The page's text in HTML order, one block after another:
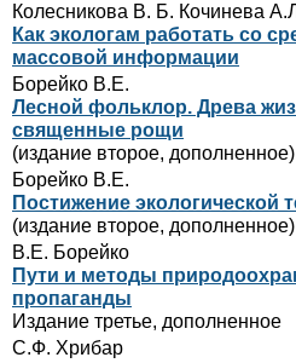
Колесникова В. Б. Кочинева
Как экологам pаботать со
массовой инфоpмации
Борейко В.Е.
Лесной фольклор. Древа
священные рощи
(издание второе, дополненное)
Борейко В.Е.
Постижение экологической
(издание второе, дополненное)
В.Е. Боpейко
Пути и методы
пропаганды
Издание третье, дополненное
С.Ф. Хрибар